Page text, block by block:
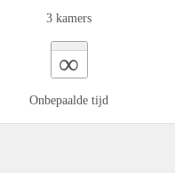
3 kamers
∞
Onbepaalde tijd